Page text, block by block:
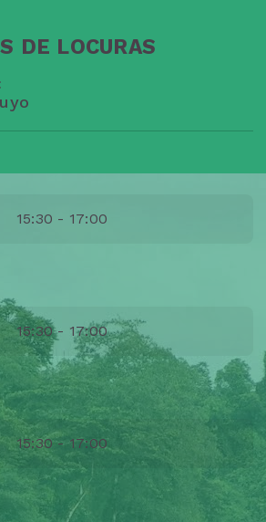
DE LOCURAS
15:30 - 17:00
15:30 - 17:00
15:30 - 17:00